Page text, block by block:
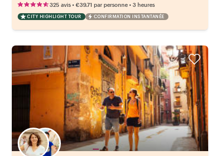
325 avis • €39.71 par personne • 3 heures
CITY HIGHLIGHT TOUR CONFIRMATION INSTANTANÉE
Choisissez votre local favori